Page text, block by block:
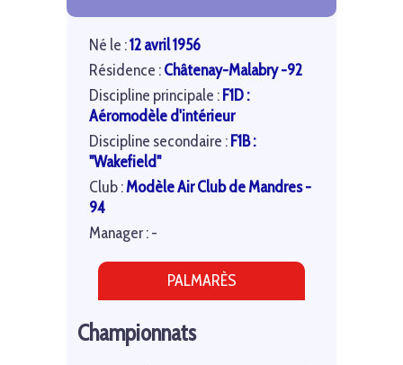
Né le :12 avril 1956
Résidence :Châtenay-Malabry -92
Discipline principale :F1D :
Aéromodèle d'intérieur
Discipline secondaire :F1B :
"Wakefield"
Club :Modèle Air Club de Mandres -
94
Manager : -
PALMARÈS
Championnats